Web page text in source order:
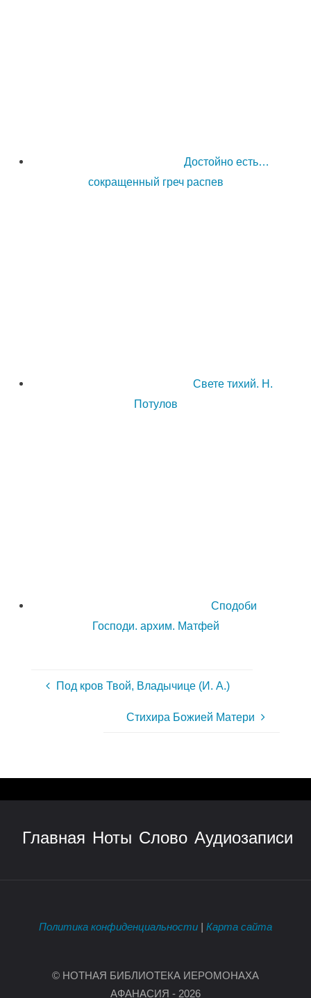
Достойно есть…
сокращенный греч распев
Свете тихий. Н.
Потулов
Сподоби
Господи. архим. Матфей
Под кров Твой, Владычице (И. А.)
Стихира Божией Матери
Главная Ноты Слово Аудиозаписи
Политика конфиденциальности Карта сайта
© НОТНАЯ БИБЛИОТЕКА ИЕРОМОНАХА
АФАНАСИЯ - 2026